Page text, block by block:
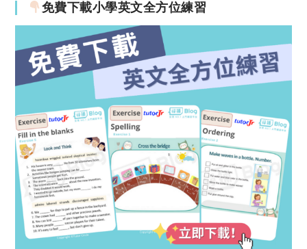
免費下載小學英文全方位練習